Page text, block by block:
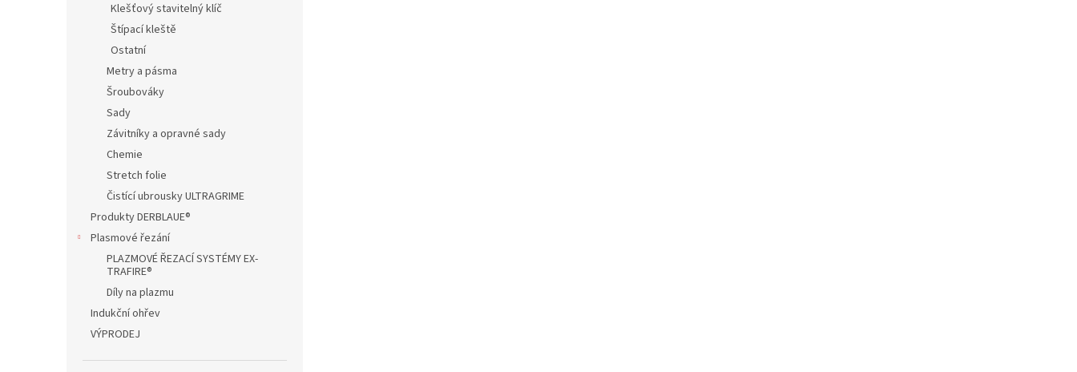
Klešťový stavitelný klíč
Štípací kleště
Ostatní
Metry a pásma
Šroubováky
Sady
Závitníky a opravné sady
Chemie
Stretch folie
Čistící ubrousky ULTRAGRIME
Produkty DERBLAUE®
Plasmové řezání
PLAZMOVÉ ŘEZACÍ SYSTÉMY EX-
TRAFIRE®
Díly na plazmu
Indukční ohřev
VÝPRODEJ